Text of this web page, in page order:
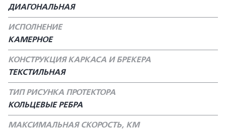
ДИАГОНАЛЬНАЯ
ИСПОЛНЕНИЕ
КАМЕРНОЕ
КОНСТРУКЦИЯ КАРКАСА И БРЕКЕРА
ТЕКСТИЛЬНАЯ
ТИП РИСУНКА ПРОТЕКТОРА
КОЛЬЦЕВЫЕ РЕБРА
МАКСИМАЛЬНАЯ СКОРОСТЬ, КМ